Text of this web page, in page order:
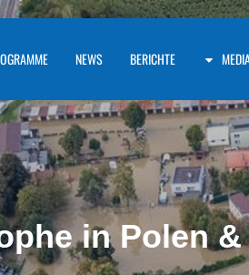
NEWS BERICHTE
in Polen &